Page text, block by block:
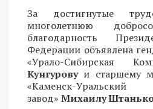
За достигнутые
многолетнюю
благодарность
Федерации объявлена
«Урало-Сибирская
Кунгуровуи старшему
«Каменск-Уральский
завод» Михаилу